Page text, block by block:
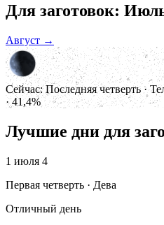
Для заготовок:
Август →
Сейчас:Последняя четверть ·
· 41,4%
Лучшие дни для
1 июля 4
Первая четверть · Дева
Отличный день